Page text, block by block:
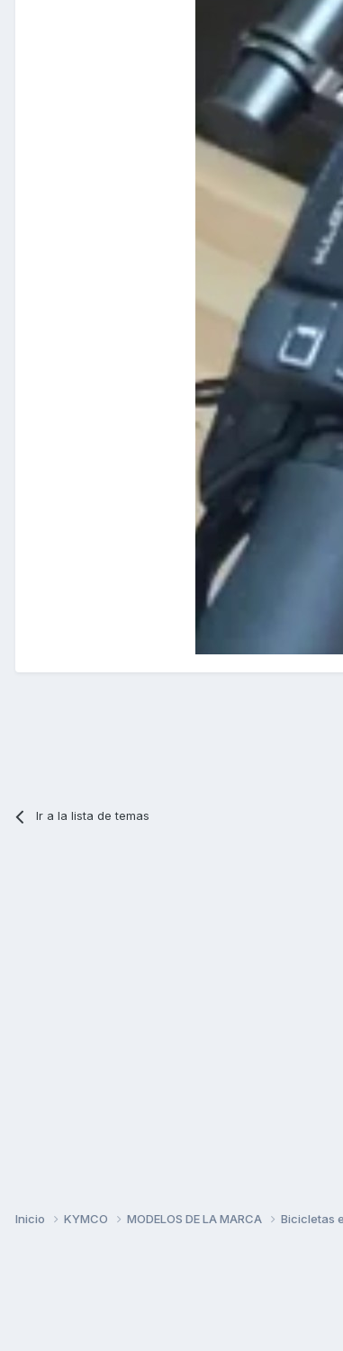
Ir a la lista de temas
Inicio KYMCO MODELOS DE LA MARCA Bicicletas